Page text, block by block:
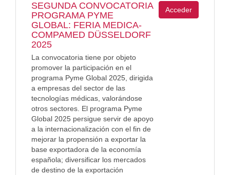
SEGUNDA CONVOCATORIA
PROGRAMA PYME
GLOBAL: FERIA MEDICA-
COMPAMED DÜSSELDORF
2025
La convocatoria tiene por objeto
promover la participación en el
programa Pyme Global 2025, dirigida
a empresas del sector de las
tecnologías médicas, valorándose
otros sectores. El programa Pyme
Global 2025 persigue servir de apoyo
a la internacionalización con el fin de
mejorar la propensión a exportar la
base exportadora de la economía
española; diversificar los mercados
de destino de la exportación
Acceder